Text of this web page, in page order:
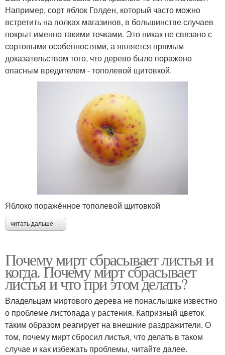
Например, сорт яблок Голден, который часто можно
встретить на полках магазинов, в большинстве случаев
покрыт именно такими точками. Это никак не связано с
сортовыми особенностями, а является прямым
доказательством того, что дерево было поражено
опасным вредителем - тополевой щитовкой.
Яблоко поражённое тополевой щитовкой
читать дальше →
Почему мирт сбрасывает листья и
когда. Почему мирт сбрасывает
листья и что при этом делать?
Владельцам миртового дерева не понаслышке известно
о проблеме листопада у растения. Капризный цветок
таким образом реагирует на внешние раздражители. О
том, почему мирт сбросил листья, что делать в таком
случае и как избежать проблемы, читайте далее.